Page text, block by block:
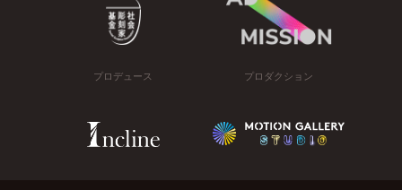
プロデュース プロダクション